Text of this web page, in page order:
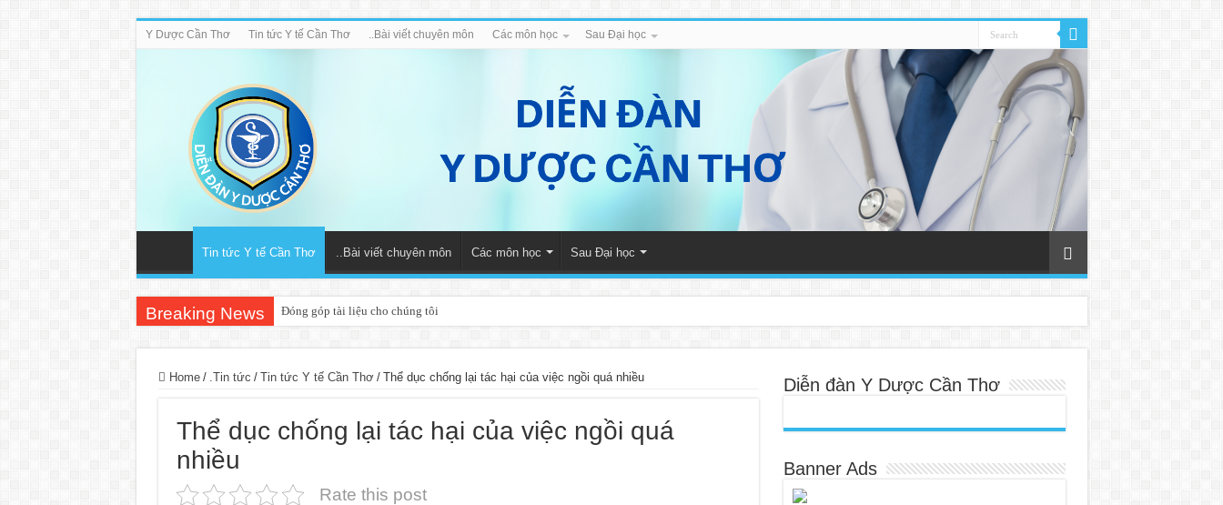
Y Dược Cần Thơ Tin tức Y tế Cần Thơ ..Bài viết chuyên môn Các môn học Sau Đại học
Tin tức Y tế Cần Thơ ..Bài viết chuyên môn Các môn học Sau Đại học
Breaking News Đóng góp tài liệu cho chúng tôi
Home / .Tin tức / Tin tức Y tế Cần Thơ / Thể dục chống lại tác hại của việc ngồi quá nhiều
Thể dục chống lại tác hại của việc ngồi quá
nhiều
Rate this post
Diễn đàn Y Dược Cần Thơ
Banner Ads